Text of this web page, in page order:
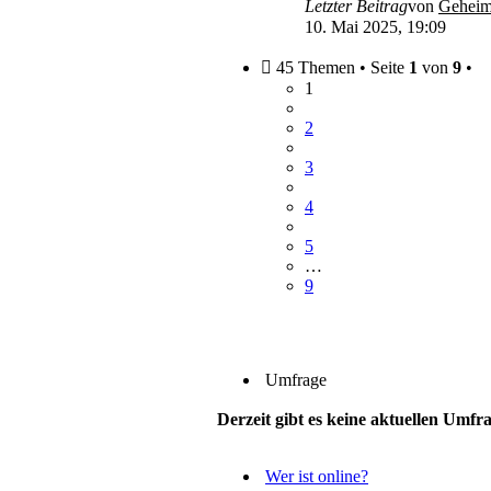
Letzter Beitragvon
10. Mai 2025, 19:09
45 Themen • Seite 1 von 9 •
1
2
3
4
5
…
9
Umfrage
Derzeit gibt es keine aktuellen
Wer ist online?